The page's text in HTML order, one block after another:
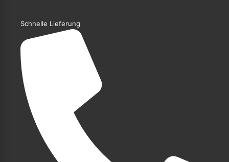
Schnelle Lieferung